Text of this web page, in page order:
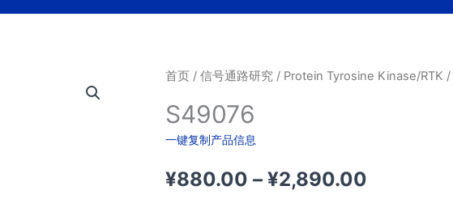
首页/ 信号通路研究/ Protein Tyrosine Kinase/RTK /
S49076
一键复制产品信息
¥880.00 – ¥2,890.00价